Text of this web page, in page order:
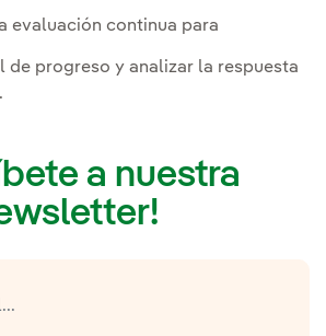
evaluación continua para
de progreso y analizar la respuesta
a nuestra